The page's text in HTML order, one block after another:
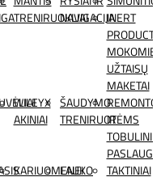
TRENIRUOKLIAINAVIGACIJAINERT
PRODUCTS
MOKOMIEJI
UŽTAISŲ
MAKETAI
WILEYX
AKINIAI
ŠAUDYMO
TRENIRUOTĖMS
REMONTO
IR
TOBULINIMO
PASLAUGOS
KARIUOMENEI
LAUKO TAKTINIAI